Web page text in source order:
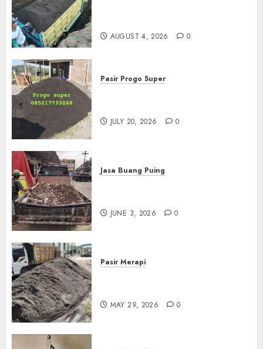
AUGUST 4, 2026 0
Pasir Progo Super
JULY 20, 2026 0
Jasa Buang Puing
JUNE 3, 2026 0
Pasir Merapi
MAY 29, 2026 0